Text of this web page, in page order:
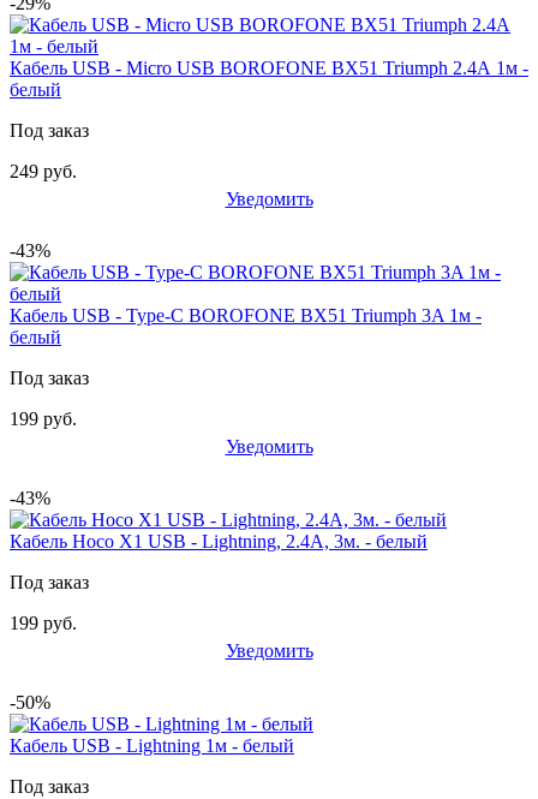
Кабель USB - Micro USB BOROFONE BX51 Triumph 2.4А 1м -
белый
Под заказ
249 руб.
Уведомить
-43%
Кабель USB - Type-C BOROFONE BX51 Triumph 3A 1м -
белый
Под заказ
199 руб.
Уведомить
-43%
Кабель Hoco X1 USB - Lightning, 2.4A, 3м. - белый
Под заказ
199 руб.
Уведомить
-50%
Кабель USB - Lightning 1м - белый
Под заказ